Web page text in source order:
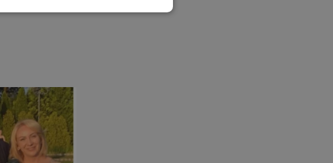
Niesklasyfikowane
Niesklasyfikowane
takich jak logowanie użytkownika i
ze strony internetowej.